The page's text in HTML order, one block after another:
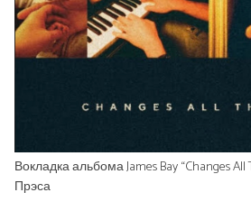
Вокладка альбома James Bay “Changes
Прэса